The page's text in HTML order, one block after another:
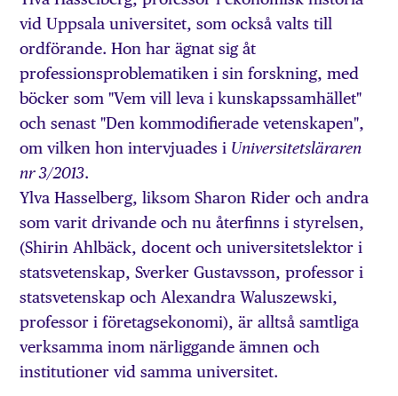
vid Uppsala universitet, som också valts till
ordförande. Hon har ägnat sig åt
professionsproblematiken i sin forskning, med
böcker som "Vem vill leva i kunskapssamhället"
och senast "Den kommodifierade vetenskapen",
om vilken hon intervjuades i Universitetsläraren
nr 3/2013.
Ylva Hasselberg, liksom Sharon Rider och andra
som varit drivande och nu återfinns i styrelsen,
(Shirin Ahlbäck, docent och universitetslektor i
statsvetenskap, Sverker Gustavsson, professor i
statsvetenskap och Alexandra Waluszewski,
professor i företagsekonomi), är alltså samtliga
verksamma inom närliggande ämnen och
institutioner vid samma universitet.